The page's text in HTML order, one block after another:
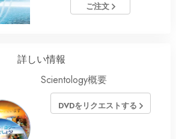
ご注文
詳しい情報
Scientology概要
DVDをリクエストする